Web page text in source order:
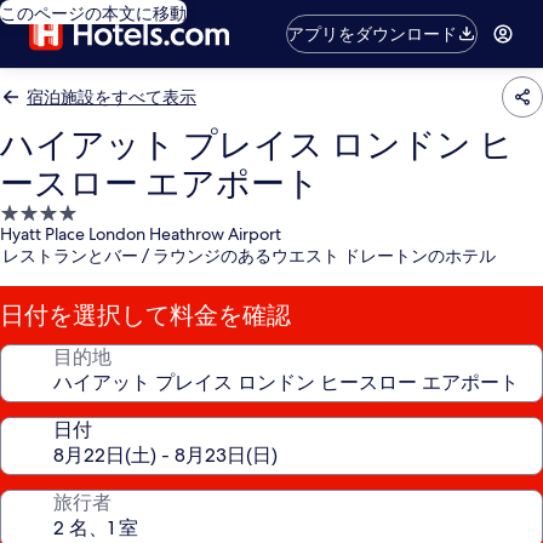
このページの本文に移動
アプリをダウンロード
宿泊施設をすべて表示
ハイアット プレイス ロンドン ヒ
ースロー エアポート
4.0
つ
星
宿
泊
施
Hyatt Place London Heathrow Airport
レストランとバー / ラウンジのあるウエスト ドレートンのホテル
日付を選択して料金を確認
目的地
日付
旅行者